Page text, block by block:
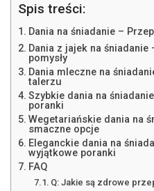
Spis treści:
Dania na śniadanie –
Dania z jajek na
pomysły
Dania mleczne na
talerzu
Szybkie dania na
poranki
Wegetariańskie dania na
smaczne opcje
Eleganckie dania na
wyjątkowe poranki
FAQ
Q: Jakie są zdrowe